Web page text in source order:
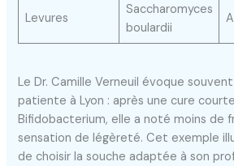
Levures
Saccharomyces
boulardii
Le Dr. Camille Verneuil évoque
patiente à Lyon : après une cure
Bifidobacterium, elle a noté moins de
sensation de légèreté. Cet exemple
de choisir la souche adaptée à son